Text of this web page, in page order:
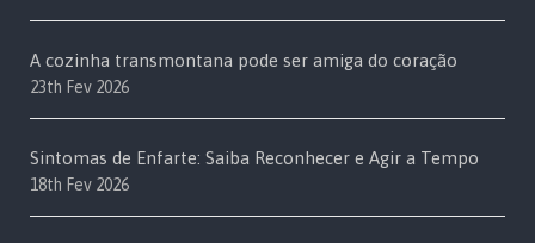
A cozinha transmontana pode ser amiga do coração
23th Fev 2026
Sintomas de Enfarte: Saiba Reconhecer e Agir a Tempo
18th Fev 2026